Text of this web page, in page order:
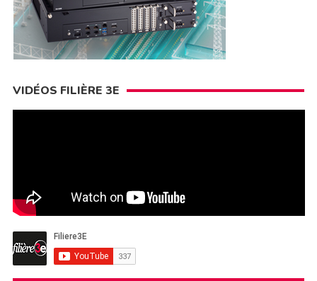
VIDÉOS FILIÈRE 3E